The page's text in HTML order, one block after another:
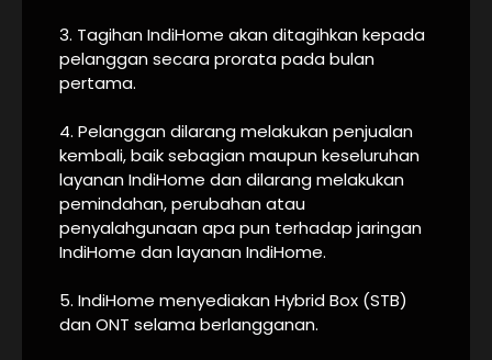
3. Tagihan IndiHome akan ditagihkan kepada
pelanggan secara prorata pada bulan
pertama.
4. Pelanggan dilarang melakukan penjualan
kembali, baik sebagian maupun keseluruhan
layanan IndiHome dan dilarang melakukan
pemindahan, perubahan atau
penyalahgunaan apa pun terhadap jaringan
IndiHome dan layanan IndiHome.
5. IndiHome menyediakan Hybrid Box (STB)
dan ONT selama berlangganan.